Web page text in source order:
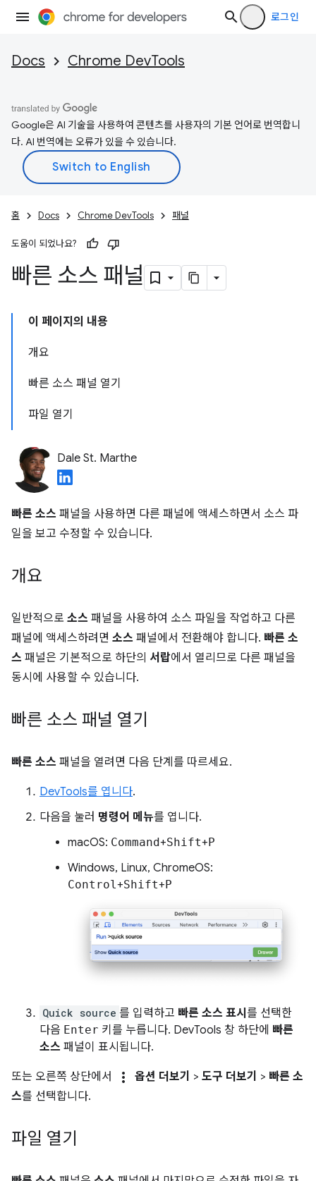
로그인
Docs Chrome DevTools
Google은 AI 기술을 사용하여 콘텐츠를 사용자의 기본 언어로 번역합니
다. AI 번역에는 오류가 있을 수 있습니다.
홈 Docs Chrome DevTools 패널
도움이 되었나요?
빠른 소스 패널
이 페이지의 내용
개요
빠른 소스 패널 열기
파일 열기
Dale St. Marthe
빠른 소스 패널을 사용하면 다른 패널에 액세스하면서 소스 파
일을 보고 수정할 수 있습니다.
개요
일반적으로 소스 패널을 사용하여 소스 파일을 작업하고 다른
패널에 액세스하려면 소스 패널에서 전환해야 합니다. 빠른 소
스 패널은 기본적으로 하단의 서랍에서 열리므로 다른 패널을
동시에 사용할 수 있습니다.
빠른 소스 패널 열기
빠른 소스 패널을 열려면 다음 단계를 따르세요.
DevTools를 엽니다.
다음을 눌러 명령어 메뉴를 엽니다.
macOS: Command+Shift+P
Windows, Linux, ChromeOS:
Control+Shift+P
Quick source 를 입력하고 빠른 소스 표시 를 선택한
다음 Enter 키를 누릅니다. DevTools 창 하단에 빠른
소스 패널이 표시됩니다.
또는 오른쪽 상단에서 more_vert 옵션 더보기 > 도구 더보기 > 빠른 소
스를 선택합니다.
파일 열기